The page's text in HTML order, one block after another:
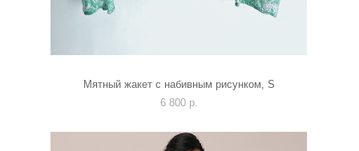
Мятный жакет с набивным рисунком, S
6 800 p.